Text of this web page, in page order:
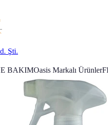
Şti.
BAKIMOasis Markalı Ürünler